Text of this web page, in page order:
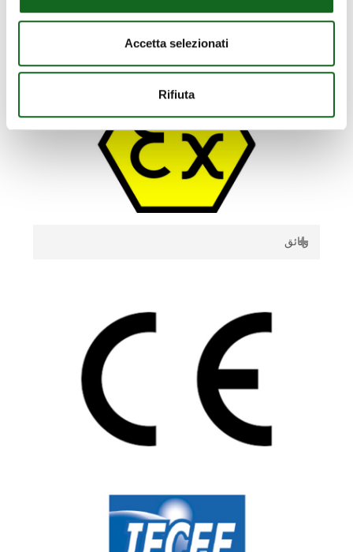
Accetta selezionati
Rifiuta
EAC-CAPRARI_exp2025
وثائق
Process ATEX certification K Pumps _ IT.EN
Certificazione di prodotto ATEX pompe K _
Atex Product certification K Pumps _ IT.EN